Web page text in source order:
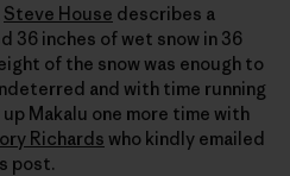
Steve House describes a
inches of wet snow in 36
of the snow was enough to
and with time running
Makalu one more time with
Richards who kindly emailed
post.